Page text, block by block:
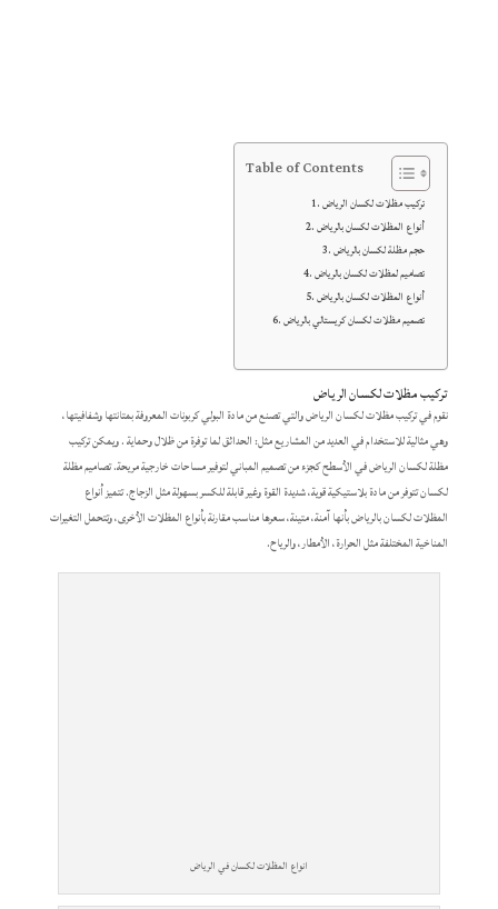
Table of Contents
تركيب مظلات لكسان الرياض
أنواع المظلات لكسان بالرياض
حجم مظلة لكسان بالرياض
تصاميم لمظلات لكسان بالرياض
أنواع المظلات لكسان بالرياض
تصميم مظلات لكسان كريستالي بالرياض
تركيب مظلات لكسان الرياض
نقوم في تركيب مظلات لكسان الرياض والتي تصنع من مادة البولي كربونات المعروفة بمتانتها وشفافيتها،
وهي مثالية للاستخدام في العديد من المشاريع مثل: الحدائق لما توفرة من ظلال وحماية . ويمكن تركيب
مظلة لكسان الرياض في الأسطح كجزء من تصميم المباني لتوفير مساحات خارجية مريحة. تصاميم مظلة
لكسان تتوفر من مادة بلاستيكية قوية، شديدة القوة وغير قابلة للكسر بسهولة مثل الزجاج. تتميز أنواع
المظلات لكسان بالرياض بأنها آمنة، متينة، سعرها مناسب مقارنة بأنواع المظلات الأخرى، وتتحمل التغيرات
المناخية المختلفة مثل الحرارة، الأمطار، والرياح.
انواع المظلات لكسان في الرياض